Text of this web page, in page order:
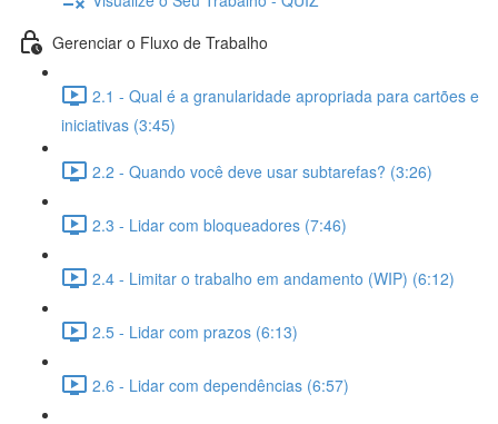
Gerenciar o Fluxo de Trabalho
2.1 - Qual é a granularidade apropriada para cartões e
iniciativas (3:45)
2.2 - Quando você deve usar subtarefas? (3:26)
2.3 - Lidar com bloqueadores (7:46)
2.4 - Limitar o trabalho em andamento (WIP) (6:12)
2.5 - Lidar com prazos (6:13)
2.6 - Lidar com dependências (6:57)